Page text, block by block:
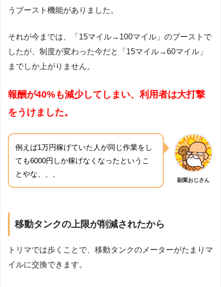
うブースト機能がありました。
それが今までは、「15マイル→100マイル」のブーストで
したが、制度が変わった今だと「15マイル→60マイル」
までしか上がりません。
報酬が40%も減少してしまい、利用者は大打撃
をうけました。
例えば1万円稼げていた人が同じ作業をし
ても6000円しか稼げなくなったというこ
とやな、、、
副業おじさん
移動タンクの上限が削減されたから
トリマでは歩くことで、移動タンクのメーターがたまりマ
イルに交換できます。